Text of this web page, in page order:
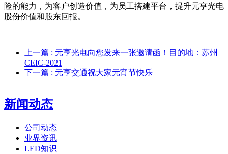
险的能力，为客户创造价值，为员工搭建平台，提升元亨光电
股份价值和股东回报。
上一篇 : 元亨光电向您发来一张邀请函！目的地：苏州
CEIC-2021
下一篇 : 元亨交通祝大家元宵节快乐
新闻动态
公司动态
业界资讯
LED知识